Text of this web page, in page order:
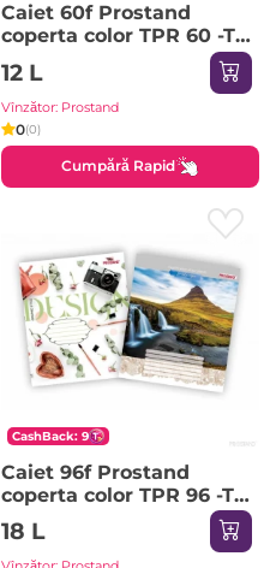
Caiet 60f Prostand
coperta color TPR 60 -TC
1/8 01 linie mare
12 L
Vînzător: Prostand
0(0)
Cumpără Rapid
CashBack: 9
Caiet 96f Prostand
coperta color TPR 96 -TC
1/8 01 linie mare
18 L